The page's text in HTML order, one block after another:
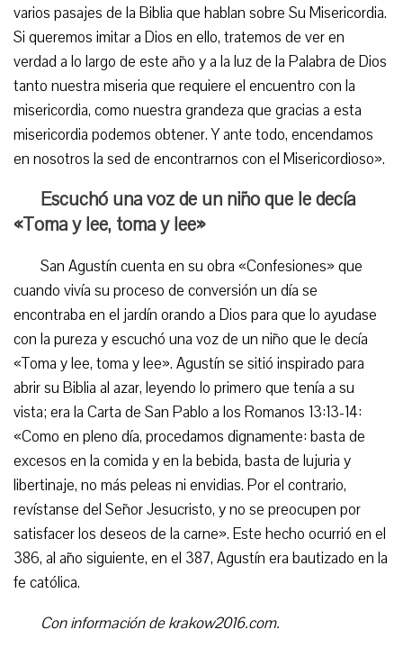
varios pasajes de la Biblia que hablan sobre Su Misericordia.
Si queremos imitar a Dios en ello, tratemos de ver en
verdad a lo largo de este año y a la luz de la Palabra de Dios
tanto nuestra miseria que requiere el encuentro con la
misericordia, como nuestra grandeza que gracias a esta
misericordia podemos obtener. Y ante todo, encendamos
en nosotros la sed de encontrarnos con el Misericordioso».
Escuchó una voz de un niño que le decía
«Toma y lee, toma y lee»
San Agustín cuenta en su obra «Confesiones» que
cuando vivía su proceso de conversión un día se
encontraba en el jardín orando a Dios para que lo ayudase
con la pureza y escuchó una voz de un niño que le decía
«Toma y lee, toma y lee». Agustín se sitió inspirado para
abrir su Biblia al azar, leyendo lo primero que tenía a su
vista; era la Carta de San Pablo a los Romanos 13:13-14:
«Como en pleno día, procedamos dignamente: basta de
excesos en la comida y en la bebida, basta de lujuria y
libertinaje, no más peleas ni envidias. Por el contrario,
revístanse del Señor Jesucristo, y no se preocupen por
satisfacer los deseos de la carne». Este hecho ocurrió en el
386, al año siguiente, en el 387, Agustín era bautizado en la
fe católica.
Con información de krakow2016.com.